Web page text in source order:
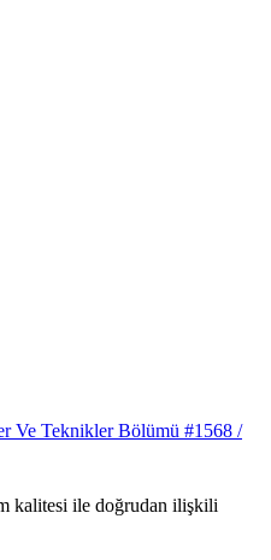
Ve Teknikler Bölümü #1568 /
kalitesi ile doğrudan ilişkili